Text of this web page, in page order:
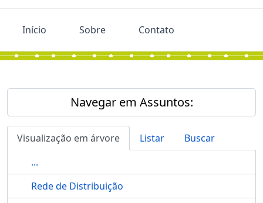
Início Sobre Contato
Navegar em Assuntos:
Visualização em árvore Listar
Buscar
...
Rede de Distribuição